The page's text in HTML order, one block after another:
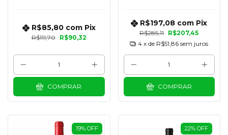
R$111,70 R$90,32
R$85,80 com Pix
COMPRAR
R$285,11 R$207,45
R$197,08 com Pix
4 x de R$51,86 sem juros
COMPRAR
19% OFF 22% OFF